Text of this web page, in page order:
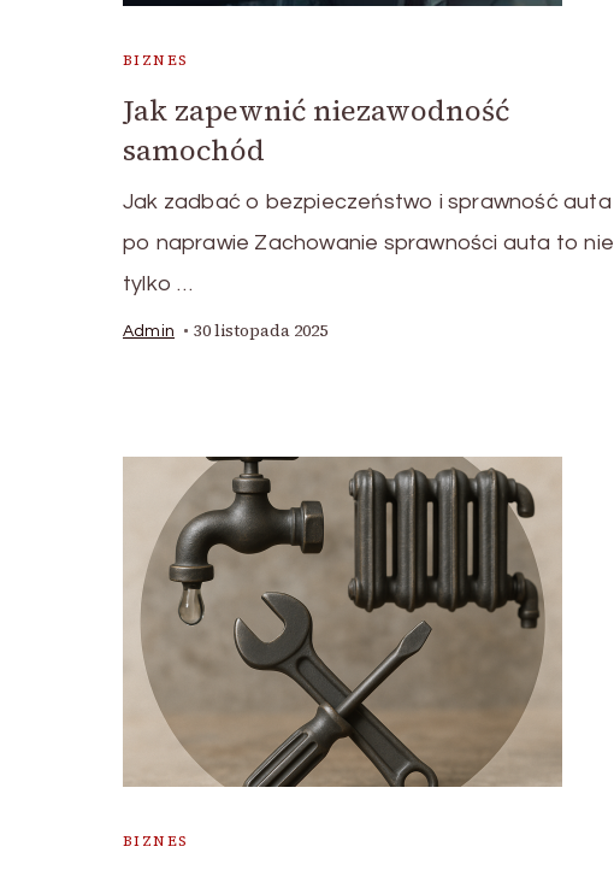
BIZNES
Jak zapewnić niezawodność
samochód
Jak zadbać o bezpieczeństwo i sprawność auta
po naprawie Zachowanie sprawności auta to nie
tylko …
Admin 30 listopada 2025
BIZNES